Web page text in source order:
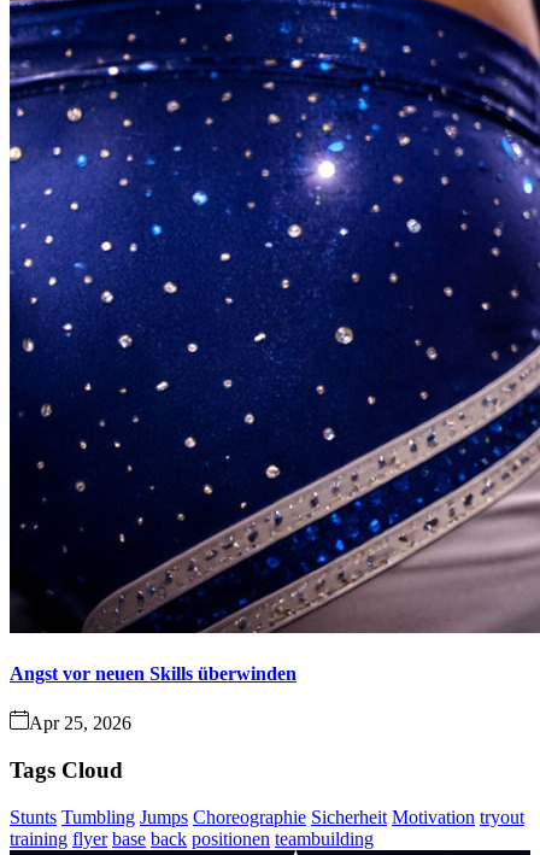
Angst vor neuen Skills überwinden
Apr 25, 2026
Tags Cloud
Stunts Tumbling Jumps Choreographie Sicherheit Motivation tryout
training flyer base back positionen teambuilding